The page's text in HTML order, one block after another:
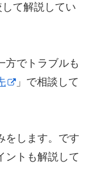
て解説してい
方でトラブルも
」で相談して
をします。です
ントも解説して